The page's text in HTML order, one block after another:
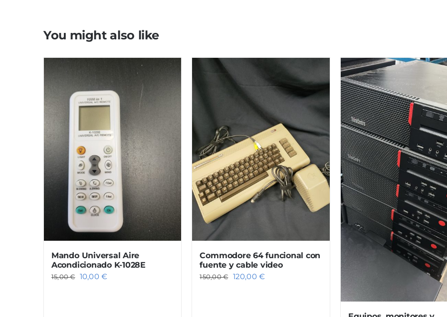
You might also like
Mando Universal Aire
Acondicionado K-1028E
15,00€ El
10,00€El
Commodore 64 funcional con
fuente y cable video
150,00€
El
120,00€El